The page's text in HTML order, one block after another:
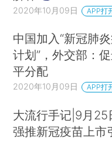
2020年10月09日 APP打
中国加入“新冠肺
计划”，外交部：
平分配
2020年10月09日 APP打
大流行手记|9月25
强推新冠疫苗上市